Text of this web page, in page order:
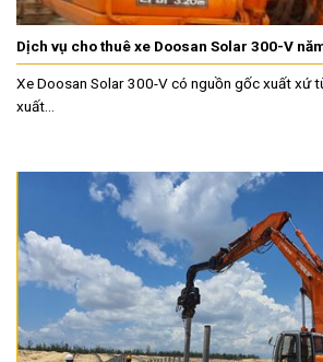
Dịch vụ cho thuê xe Doosan Solar 300-V
Xe Doosan Solar 300-V có nguồn gốc xuất xứ
xuất...